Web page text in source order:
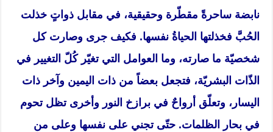
نابضة ساحرةً مقطّرة وحقيقية، في مقابل ذواتٍ خذلت
الحُبَّ فخذلتها الحياةُ نفسها. فكيف جرى وصارت كل
شخصيّة ما صارته، وما العوامل التي تغيّر كُلّ التغيير في
الذّات البشريّة، فتجعل بعضاً من ذات اليمين وآخر ذات
اليسار، وتعلّق أرواحٌ في برازخ النور وأخرى تظل تحوم
في بحار الظلمات. حتّى تجني على نفسها وعلى من